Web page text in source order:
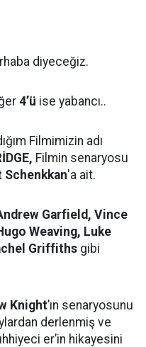
diyeceğiz.
4’ü ise yabancı..
Filmimizin adı
Filmin senaryosu
Schenkkan'a ait.
Garfield, Vince
Weaving, Luke
Griffiths gibi
Knight’ın senaryosunu
derlenmiş ve
er’in hikayesini